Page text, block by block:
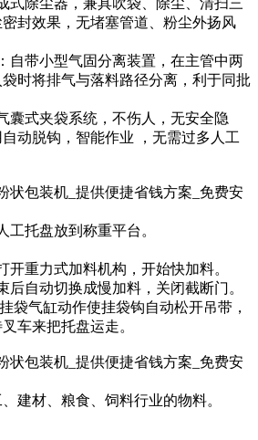
封效果，无堵塞管道、粉尘外扬风
自带小型气固分离装置，在主管中两
时将排气与落料路径分离，利于同批
囊式夹袋系统，不伤人，无安全隐
动脱钩，智能作业 ，无需过多人工
粉状包装机_提供便捷省钱方案_免费安
工托盘放到称重平台。
开重力式加料机构，开始快加料。
后自动切换成慢加料，关闭截断门。
袋气缸动作使挂袋钩自动松开吊带，
车来把托盘运走。
粉状包装机_提供便捷省钱方案_免费安
建材、粮食、饲料行业的物料。